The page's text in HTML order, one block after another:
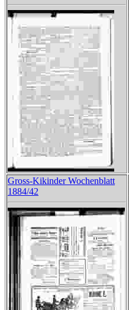
Gross-Kikinder Wochenblatt
1884/42